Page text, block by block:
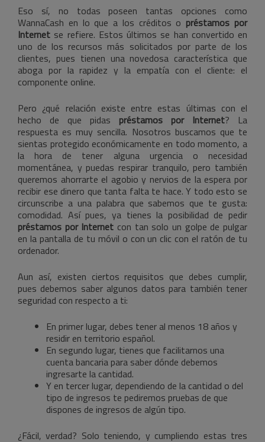
Eso sí, no todas poseen tantas opciones como
WannaCash en lo que a los créditos o préstamos por
Internet se refiere. Estos últimos se han convertido en
uno de los recursos más solicitados por parte de los
clientes, pues tienen una novedosa característica que
aboga por la rapidez y la empatía con el cliente: el
componente online.
Pero ¿qué relación existe entre estas últimas con el
hecho de que pidas préstamos por Internet? La
respuesta es muy sencilla. Nosotros buscamos que te
sientas protegido económicamente en todo momento, a
la hora de tener alguna urgencia o necesidad
momentánea, y puedas respirar tranquilo, pero también
queremos ahorrarte el agobio y nervios de la espera por
recibir ese dinero que tanta falta te hace. Y todo esto se
circunscribe a una palabra que sabemos que te gusta:
comodidad. Así pues, ya tienes la posibilidad de pedir
préstamos por Internet con tan solo un golpe de pulgar
en la pantalla de tu móvil o con un clic con el ratón de tu
ordenador.
Aun así, existen ciertos requisitos que debes cumplir,
pues debemos saber algunos datos para también tener
seguridad con respecto a ti:
En primer lugar, debes tener al menos 18 años y
residir en territorio español.
En segundo lugar, tienes que facilitarnos una
cuenta bancaria para saber dónde debemos
ingresarte la cantidad.
Y en tercer lugar, dependiendo de la cantidad o del
tipo de ingresos te pediremos pruebas de que
dispones de ingresos de algún tipo.
¿Fácil, verdad? Solo teniendo, y cumpliendo estas tres